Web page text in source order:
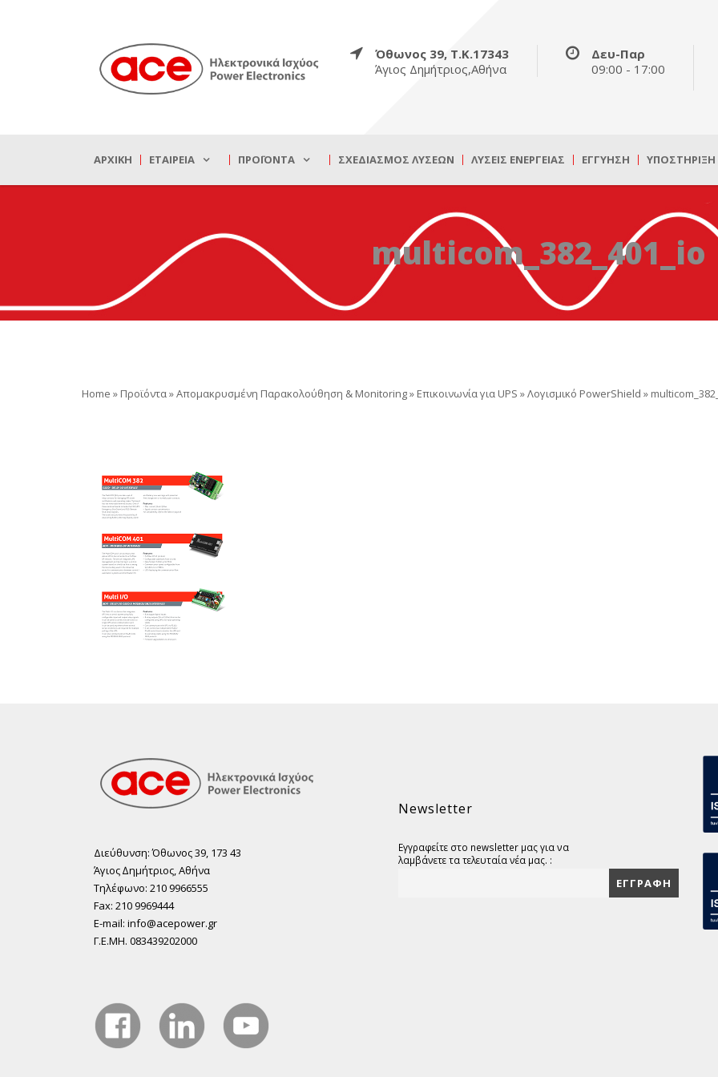
Όθωνος 39, Τ.Κ.17343
Άγιος Δημήτριος,Αθήνα
Δευ-Παρ
09:00 - 17:00
ΑΡΧΙΚΉ ΕΤΑΙΡΕΊΑ ΠΡΟΪΌΝΤΑ ΣΧΕΔΙΑΣΜΌΣ ΛΎΣΕΩΝ ΛΎΣΕΙΣ ΕΝΈΡΓΕΙΑΣ ΕΓΓΎΗΣΗ ΥΠΟΣΤΉΡΙΞΗ
multicom_382_401_io
Home » Προϊόντα»Απομακρυσμένη Παρακολούθηση & Monitoring» Επικοινωνία για UPS »Λογισμικό PowerShield »
Διεύθυνση: Όθωνος 39, 173 43
Άγιος ∆ηµήτριος, Αθήνα
Τηλέφωνο: 210 9966555
Fax: 210 9969444
E-mail: info@acepower.gr
Γ.Ε.ΜΗ. 083439202000
Newsletter
Εγγραφείτε στο newsletter μας για να
λαμβάνετε τα τελευταία νέα μας. :